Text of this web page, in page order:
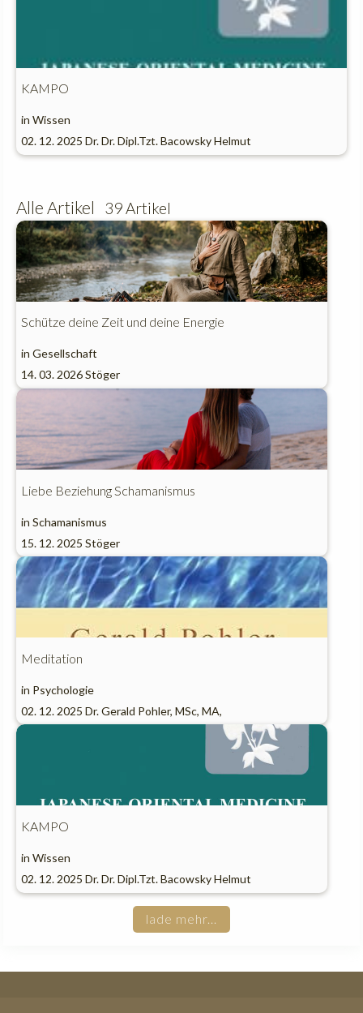
KAMPO
in Wissen
02. 12. 2025 Dr. Dr. Dipl.Tzt. Bacowsky Helmut
Alle Artikel 39 Artikel
Schütze deine Zeit und deine Energie
in Gesellschaft
14. 03. 2026 Stöger
Liebe Beziehung Schamanismus
in Schamanismus
15. 12. 2025 Stöger
Meditation
in Psychologie
02. 12. 2025 Dr. Gerald Pohler, MSc, MA,
KAMPO
in Wissen
02. 12. 2025 Dr. Dr. Dipl.Tzt. Bacowsky Helmut
lade mehr...